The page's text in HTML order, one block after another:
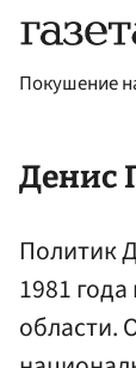
Покушение
Денис
Политик
1981
области.